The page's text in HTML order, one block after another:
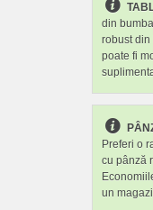
din
robust
poate fi
Preferi o
cu pânză
un